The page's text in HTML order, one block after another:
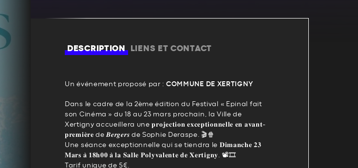
DESCRIPTION LIENS ET CONTACT
Un événement proposé par : COMMUNE DE XERTIGNY
Dans le cadre de la 2ème édition du Festival « Epinal fait
son Cinéma » du 18 au 23 mars prochain, la Ville de
Xertigny accueillera une 𝐩𝐫𝐨𝐣𝐞𝐜𝐭𝐢𝐨𝐧 𝐞𝐱𝐜𝐞𝐩𝐭𝐢𝐨𝐧𝐧𝐞𝐥𝐥𝐞 𝐞𝐧 𝐚𝐯𝐚𝐧𝐭-
𝐩𝐫𝐞𝐦𝐢𝐞̀𝐫𝐞 de 𝑩𝒆𝒓𝒈𝒆𝒓𝒔 de Sophie Deraspe. 🎬🍿
Une séance exceptionnelle qui se tiendra le 𝐃𝐢𝐦𝐚𝐧𝐜𝐡𝐞 𝟐𝟑
𝐌𝐚𝐫𝐬 𝐚̀ 𝟏𝟖𝐡𝟎𝟎 𝐚̀ 𝐥𝐚 𝐒𝐚𝐥𝐥𝐞 𝐏𝐨𝐥𝐲𝐯𝐚𝐥𝐞𝐧𝐭𝐞 𝐝𝐞 𝐗𝐞𝐫𝐭𝐢𝐠𝐧𝐲. 📽🎞
Tarif unique de 5€.